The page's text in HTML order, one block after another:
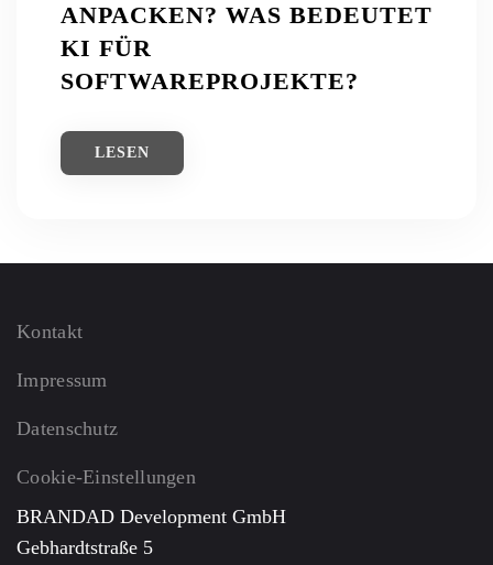
ANPACKEN? WAS BEDEUTET
KI FÜR
SOFTWAREPROJEKTE?
LESEN
Kontakt
Impressum
Datenschutz
Cookie-Einstellungen
BRANDAD Development GmbH
Gebhardtstraße 5